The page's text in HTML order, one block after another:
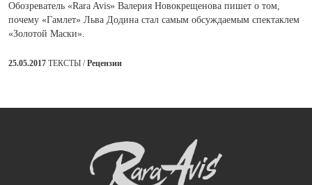
Обозреватель «Rara Avis» Валерия Новокрещенова пишет о том,
почему «Гамлет» Льва Додина стал самым обсуждаемым спектаклем
«Золотой Маски».
25.05.2017 ТЕКСТЫ /Рецензии